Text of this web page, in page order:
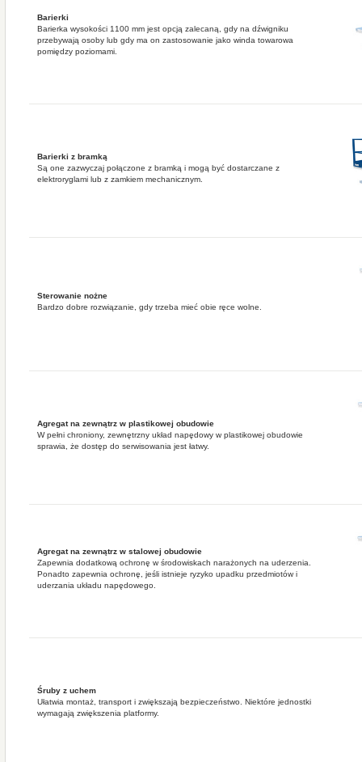
Barierki
Barierka wysokości 1100 mm jest opcją zalecaną, gdy na dźwigniku
przebywają osoby lub gdy ma on zastosowanie jako winda towarowa
pomiędzy poziomami.
Barierki z bramką
Są one zazwyczaj połączone z bramką i mogą być dostarczane z
elektroryglami lub z zamkiem mechanicznym.
Sterowanie nożne
Bardzo dobre rozwiązanie, gdy trzeba mieć obie ręce wolne.
Agregat na zewnątrz w plastikowej obudowie
W pełni chroniony, zewnętrzny układ napędowy w plastikowej obudowie
sprawia, że dostęp do serwisowania jest łatwy.
Agregat na zewnątrz w stalowej obudowie
Zapewnia dodatkową ochronę w środowiskach narażonych na uderzenia.
Ponadto zapewnia ochronę, jeśli istnieje ryzyko upadku przedmiotów i
uderzania układu napędowego.
Śruby z uchem
Ułatwia montaż, transport i zwiększają bezpieczeństwo. Niektóre jednostki
wymagają zwiększenia platformy.